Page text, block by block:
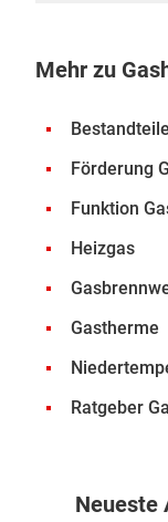
Mehr zu
Förderung
Funktion
Heizgas
Gastherme
Ratgeber
Neueste